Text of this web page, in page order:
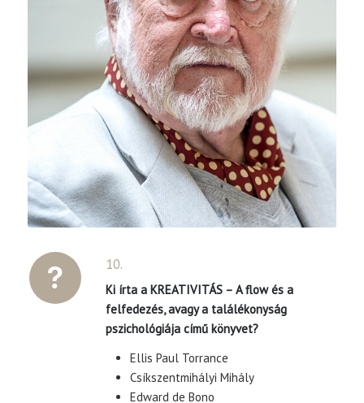
10.
Ki írta a KREATIVITÁS – A flow és a
felfedezés, avagy a találékonyság
pszichológiája című könyvet?
Ellis Paul Torrance
Csíkszentmihályi Mihály
Edward de Bono